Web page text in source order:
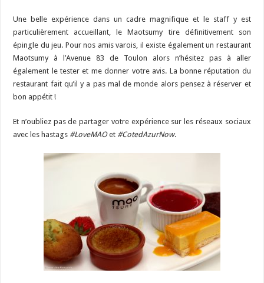
Une belle expérience dans un cadre magnifique et le staff y est
particulièrement accueillant, le Maotsumy tire définitivement son
épingle du jeu. Pour nos amis varois, il existe également un restaurant
Maotsumy à l’Avenue 83 de Toulon alors n’hésitez pas à aller
également le tester et me donner votre avis. La bonne réputation du
restaurant fait qu’il y a pas mal de monde alors pensez à réserver et
bon appétit !
Et n’oubliez pas de partager votre expérience sur les réseaux sociaux
avec les hastags #LoveMAOet #CotedAzurNow.